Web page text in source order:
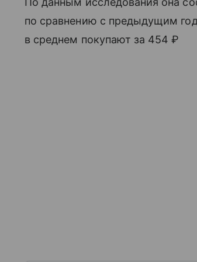
по сравнению с предыдущим
в среднем покупают за 454 ₽